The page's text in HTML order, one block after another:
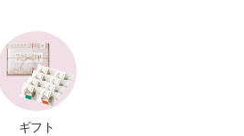
ギフト